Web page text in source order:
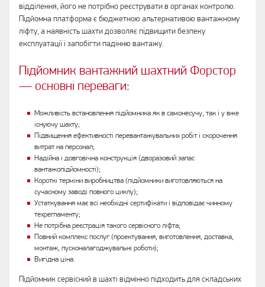
відділення, його не потрібно реєструвати в органах контролю.
Підйомна платформа є бюджетною альтернативою вантажному
ліфту, а наявність шахти дозволяє підвищити безпеку
експлуатації і запобігти падінню вантажу.
Підйомник вантажний шахтний Форстор
— основні переваги:
Можливість встановлення підйомника як в самонесучу, так і у вже
існуючу шахту;
Підвищення ефективності перевантажувальних робіт і скорочення
витрат на персонал;
Надійна і довговічна конструкція (дворазовий запас
вантажопідйомності);
Короткі терміни виробництва (підйомники виготовляються на
сучасному заводі повного циклу);
Устаткування має всі необхідні сертифікати і відповідає чинному
техрегламенту;
Не потрібна реєстрація такого сервісного ліфта;
Повний комплекс послуг (проектування, виготовлення, доставка,
монтаж, пусконалагоджувальні роботи);
Вигідна ціна.
Підйомник сервісний в шахті відмінно підходить для складських